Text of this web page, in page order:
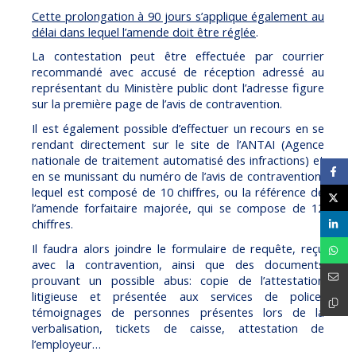
Cette prolongation à 90 jours s’applique également au
délai dans lequel l’amende doit être réglée.
La contestation peut être effectuée par courrier
recommandé avec accusé de réception adressé au
représentant du Ministère public dont l’adresse figure
sur la première page de l’avis de contravention.
Il est également possible d’effectuer un recours en se
rendant directement sur le site de l’ANTAI (Agence
nationale de traitement automatisé des infractions) et
en se munissant du numéro de l’avis de contravention,
lequel est composé de 10 chiffres, ou la référence de
l’amende forfaitaire majorée, qui se compose de 12
chiffres.
Il faudra alors joindre le formulaire de requête, reçu
avec la contravention, ainsi que des documents
prouvant un possible abus: copie de l’attestation
litigieuse et présentée aux services de police,
témoignages de personnes présentes lors de la
verbalisation, tickets de caisse, attestation de
l’employeur…